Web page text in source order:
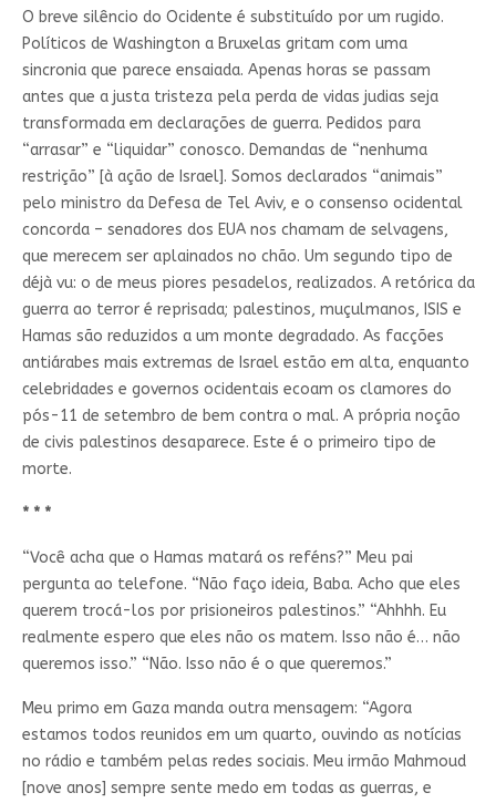
O breve silêncio do Ocidente é substituído por um rugido.
Políticos de Washington a Bruxelas gritam com uma
sincronia que parece ensaiada. Apenas horas se passam
antes que a justa tristeza pela perda de vidas judias seja
transformada em declarações de guerra. Pedidos para
“arrasar” e “liquidar” conosco. Demandas de “nenhuma
restrição” [à ação de Israel]. Somos declarados “animais”
pelo ministro da Defesa de Tel Aviv, e o consenso ocidental
concorda – senadores dos EUA nos chamam de selvagens,
que merecem ser aplainados no chão. Um segundo tipo de
déjà vu: o de meus piores pesadelos, realizados. A retórica da
guerra ao terror é reprisada; palestinos, muçulmanos, ISIS e
Hamas são reduzidos a um monte degradado. As facções
antiárabes mais extremas de Israel estão em alta, enquanto
celebridades e governos ocidentais ecoam os clamores do
pós-11 de setembro de bem contra o mal. A própria noção
de civis palestinos desaparece. Este é o primeiro tipo de
morte.
* * *
“Você acha que o Hamas matará os reféns?” Meu pai
pergunta ao telefone. “Não faço ideia, Baba. Acho que eles
querem trocá-los por prisioneiros palestinos.” “Ahhhh. Eu
realmente espero que eles não os matem. Isso não é… não
queremos isso.” “Não. Isso não é o que queremos.”
Meu primo em Gaza manda outra mensagem: “Agora
estamos todos reunidos em um quarto, ouvindo as notícias
no rádio e também pelas redes sociais. Meu irmão Mahmoud
[nove anos] sempre sente medo em todas as guerras, e